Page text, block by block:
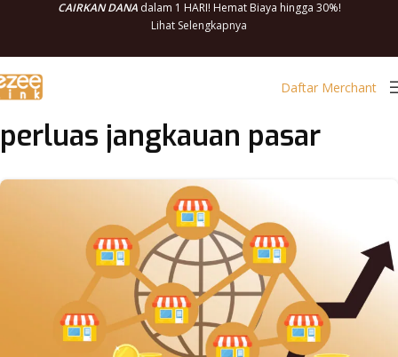
CAIRKAN DANAdalam 1 HARI! Hemat Biaya hingga 30%!
Lihat Selengkapnya
Daftar Merchant
perluas jangkauan pasar